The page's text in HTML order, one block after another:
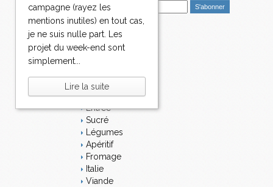
campagne (rayez les
mentions inutiles) en tout cas,
je ne suis nulle part. Les
projet du week-end sont
simplement...
Lire la suite
E
m
i
l
Catégories
Plat
Bavardages
Entrée
Sucré
Légumes
Apéritif
Fromage
Italie
Viande